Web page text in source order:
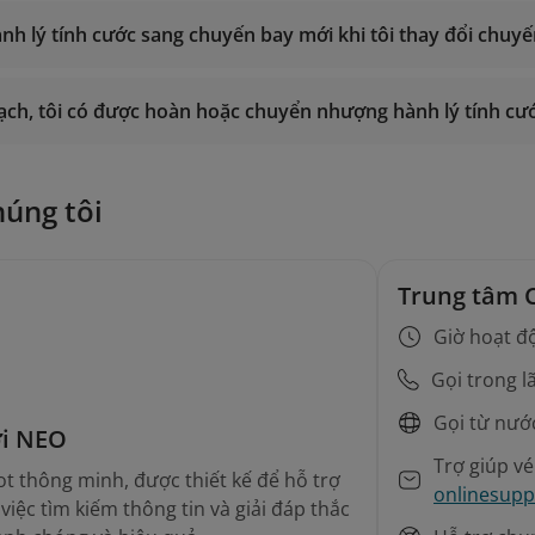
lý tính cước sang chuyến bay mới khi tôi thay đổi
tôi có được hoàn hoặc chuyển nhượng hành lý tính
tôi
NEO
thông minh, được thiết kế để hỗ trợ
tìm kiếm thông tin và giải đáp thắc
Trung tâm
Giờ hoạt
Gọi trong
Gọi từ
Trợ giúp